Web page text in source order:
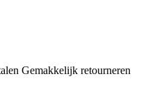
Gemakkelijk retourneren